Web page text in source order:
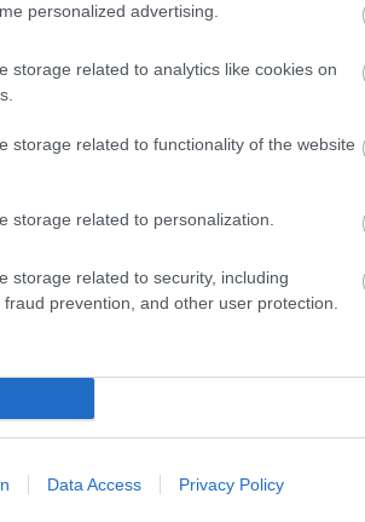
personalized advertising.
storage related to analytics like cookies on
storage related to functionality of the website
storage related to personalization.
storage related to security, including
prevention, and other user protection.
Data Access Privacy Policy
Αττική: 49
στον Δήμο
11
πτυχίο